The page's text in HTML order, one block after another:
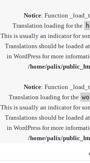
Notice: Function
Translation loading for the
This is usually an indicator for
Translations should be loaded
in WordPress for more
/home/palix/
Notice: Function
Translation loading for the
This is usually an indicator for
Translations should be loaded
in WordPress for more
/home/palix/